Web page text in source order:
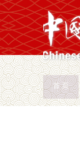
首 页
首页